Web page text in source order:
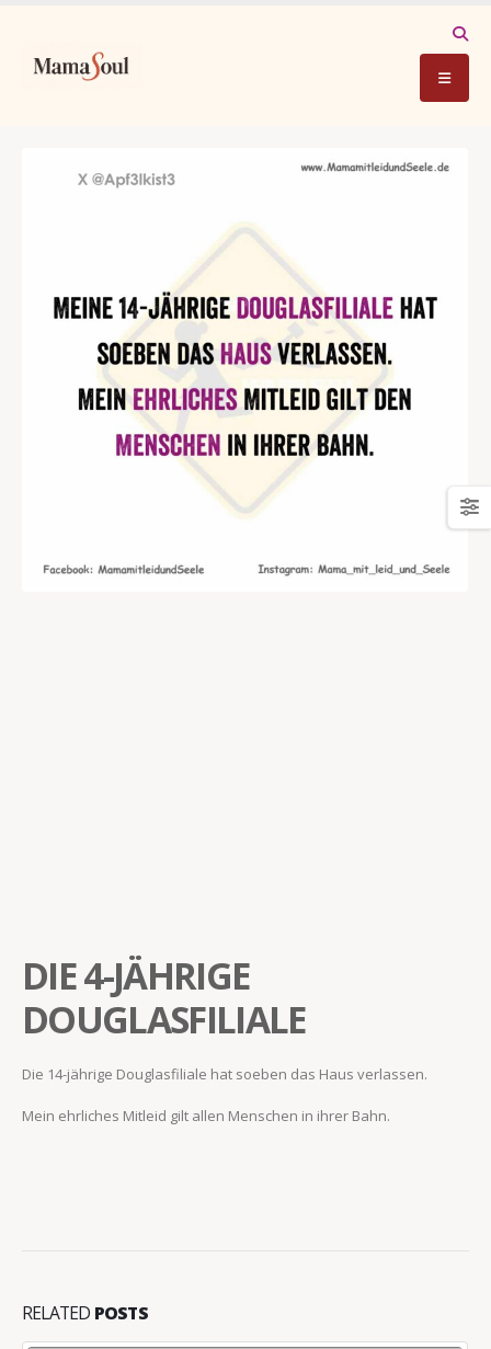
DIE 4-JÄHRIGE
DOUGLASFILIALE
Die 14-jährige Douglasfiliale hat soeben das Haus verlassen.
Mein ehrliches Mitleid gilt allen Menschen in ihrer Bahn.
RELATED POSTS